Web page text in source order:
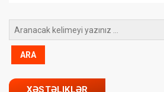
XƏSTƏLIKLƏR